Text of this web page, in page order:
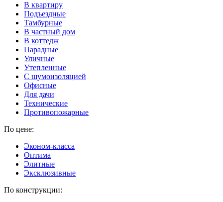
В квартиру
Подъездные
Тамбурные
В частный дом
В коттедж
Парадные
Уличные
Утепленные
C шумоизоляцией
Офисные
Для дачи
Технические
Противопожарные
По цене:
Эконом-класса
Оптима
Элитные
Эксклюзивные
По конструкции: